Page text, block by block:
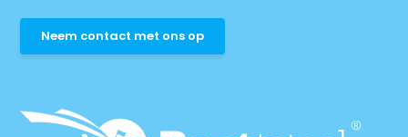
Neem contact met ons op